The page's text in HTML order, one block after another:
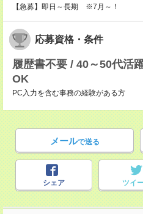
【急募】即日～長期 ※7月～！
応募資格・条件
履歴書不要 / 40～50代活
OK
PC入力を含む事務の経験がある方
メールで送る
シェア ツイ